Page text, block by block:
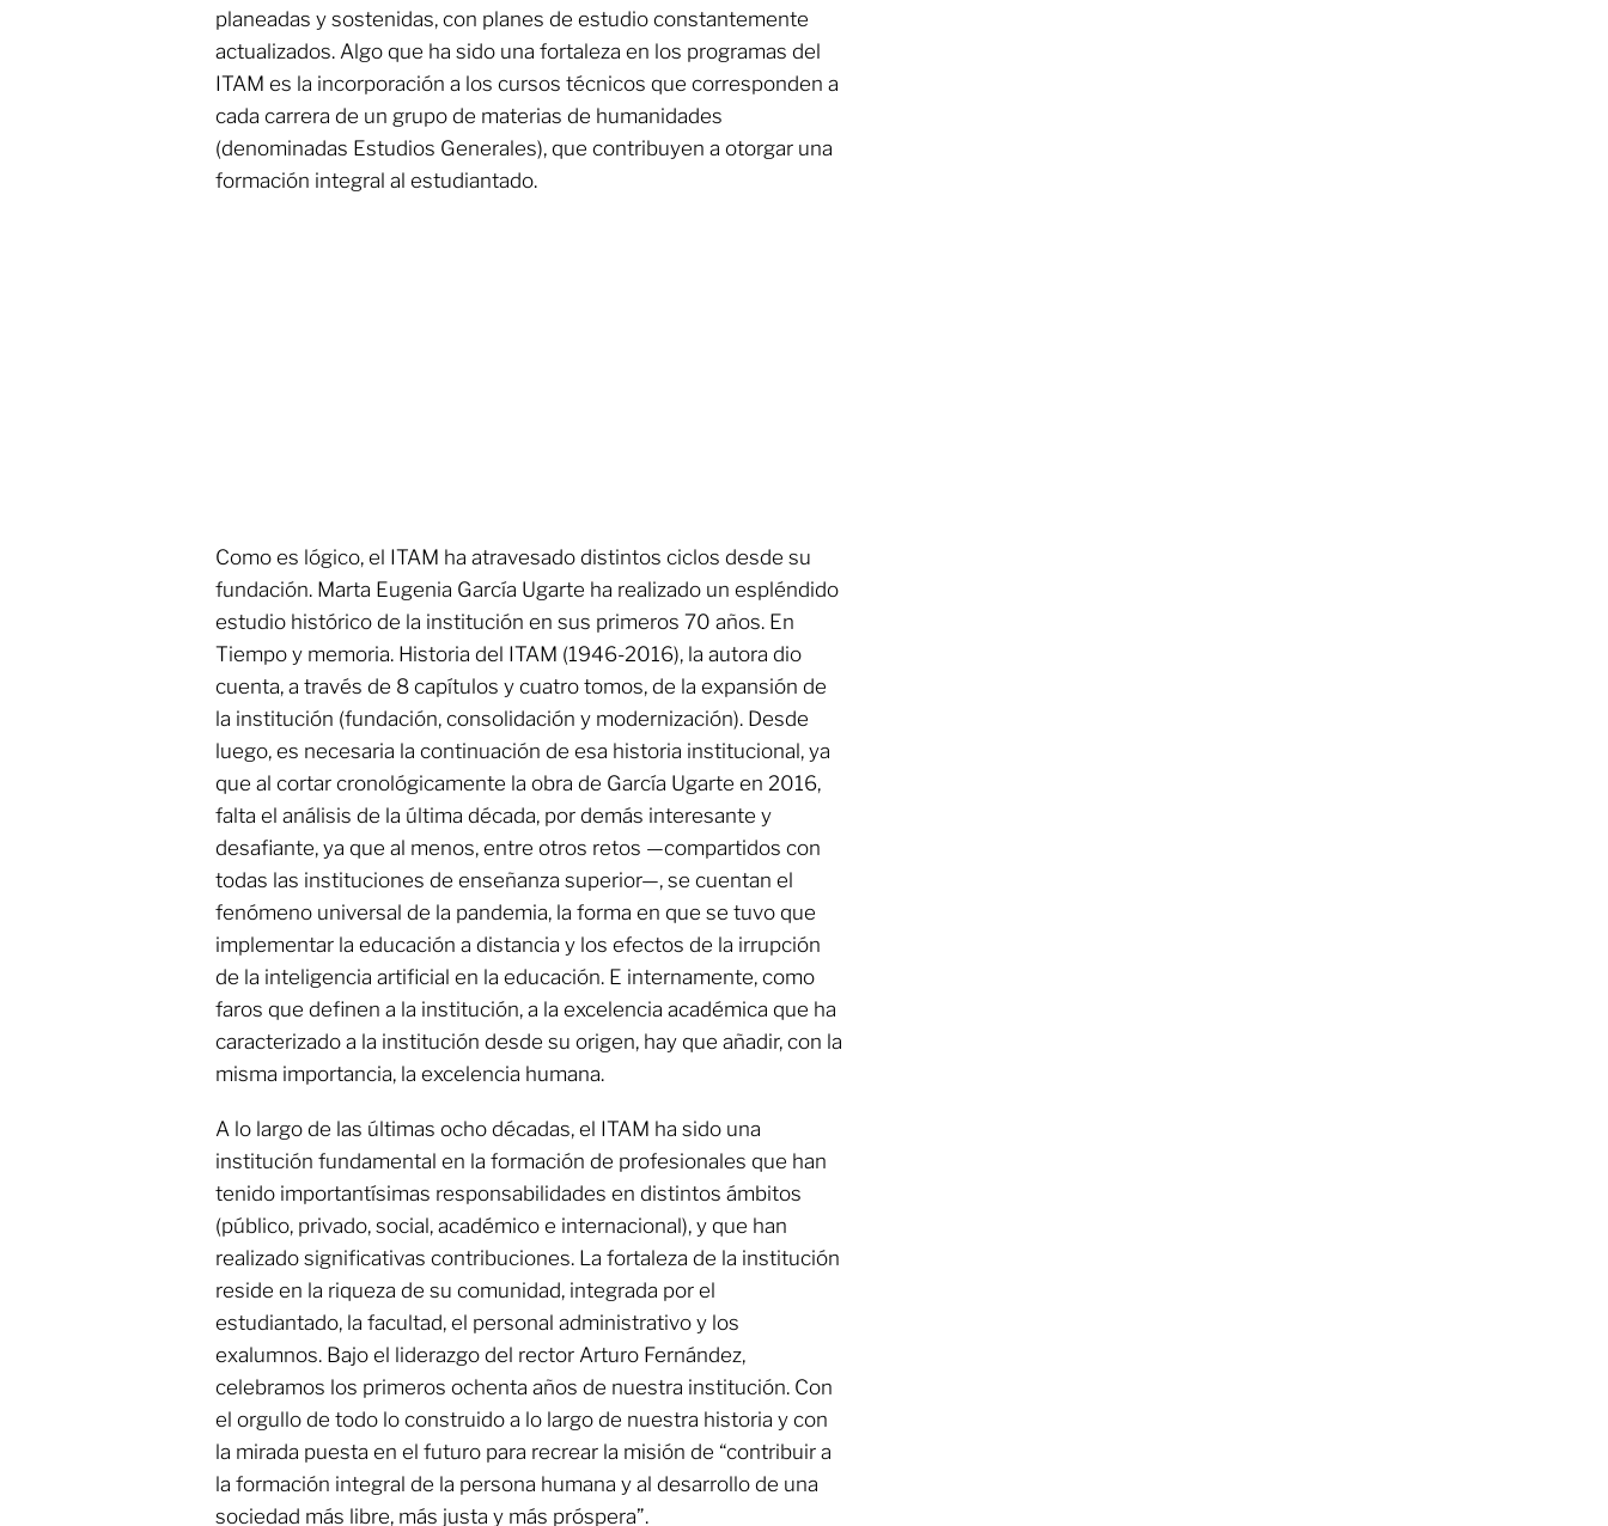
planeadas y sostenidas, con planes de estudio constantemente
actualizados. Algo que ha sido una fortaleza en los programas del
ITAM es la incorporación a los cursos técnicos que corresponden a
cada carrera de un grupo de materias de humanidades
(denominadas Estudios Generales), que contribuyen a otorgar una
formación integral al estudiantado.
Como es lógico, el ITAM ha atravesado distintos ciclos desde su
fundación. Marta Eugenia García Ugarte ha realizado un espléndido
estudio histórico de la institución en sus primeros 70 años. En
Tiempo y memoria. Historia del ITAM (1946-2016), la autora dio
cuenta, a través de 8 capítulos y cuatro tomos, de la expansión de
la institución (fundación, consolidación y modernización). Desde
luego, es necesaria la continuación de esa historia institucional, ya
que al cortar cronológicamente la obra de García Ugarte en 2016,
falta el análisis de la última década, por demás interesante y
desafiante, ya que al menos, entre otros retos —compartidos con
todas las instituciones de enseñanza superior—, se cuentan el
fenómeno universal de la pandemia, la forma en que se tuvo que
implementar la educación a distancia y los efectos de la irrupción
de la inteligencia artificial en la educación. E internamente, como
faros que definen a la institución, a la excelencia académica que ha
caracterizado a la institución desde su origen, hay que añadir, con la
misma importancia, la excelencia humana.
A lo largo de las últimas ocho décadas, el ITAM ha sido una
institución fundamental en la formación de profesionales que han
tenido importantísimas responsabilidades en distintos ámbitos
(público, privado, social, académico e internacional), y que han
realizado significativas contribuciones. La fortaleza de la institución
reside en la riqueza de su comunidad, integrada por el
estudiantado, la facultad, el personal administrativo y los
exalumnos. Bajo el liderazgo del rector Arturo Fernández,
celebramos los primeros ochenta años de nuestra institución. Con
el orgullo de todo lo construido a lo largo de nuestra historia y con
la mirada puesta en el futuro para recrear la misión de “contribuir a
la formación integral de la persona humana y al desarrollo de una
sociedad más libre, más justa y más próspera”.